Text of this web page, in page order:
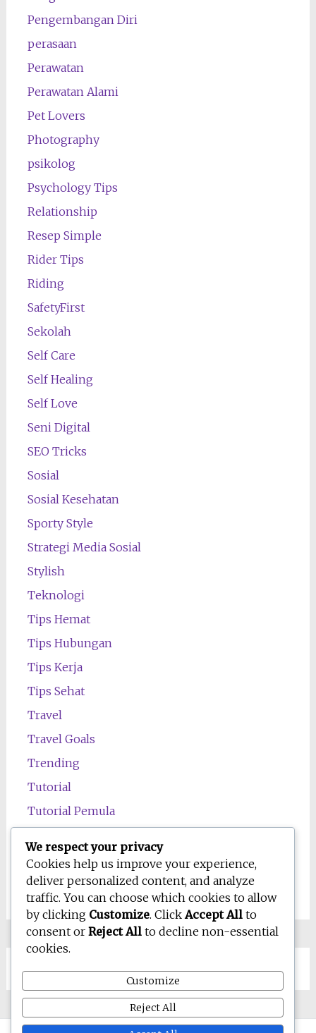
Pengembangan Diri
perasaan
Perawatan
Perawatan Alami
Pet Lovers
Photography
psikolog
Psychology Tips
Relationship
Resep Simple
Rider Tips
Riding
SafetyFirst
Sekolah
Self Care
Self Healing
Self Love
Seni Digital
SEO Tricks
Sosial
Sosial Kesehatan
Sporty Style
Strategi Media Sosial
Stylish
Teknologi
Tips Hemat
Tips Hubungan
Tips Kerja
Tips Sehat
Travel
Travel Goals
Trending
Tutorial
Tutorial Pemula
Wawasan
Wellness
We respect your privacy
Cookies help us improve your experience,
deliver personalized content, and analyze
traffic. You can choose which cookies to allow
by clicking Customize. ClickAccept All to
consent or Reject All to decline non-essential
cookies.
Customize
Reject All